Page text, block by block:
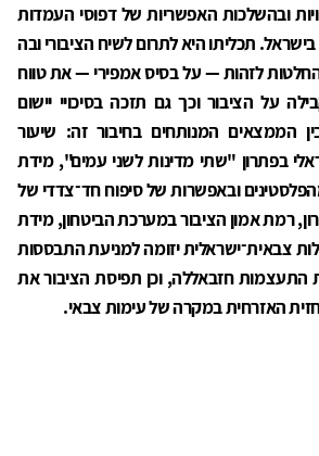
ובהשלכות האפשריות של דפוסי העמדות
תכליתו היא לתרום לשיח הציבורי ובה
לזהות — על בסיס אמפירי — את טווח
על הציבור וכך גם תזכה בסיכויי יישום
הממצאים המנותחים בחיבור זה: שיעור
בפתרון "שתי מדינות לשני עמים", מידת
ובאפשרות של סיפוח חד־צדדי של
רמת אמון הציבור במערכת הביטחון, מידת
צבאית־ישראלית יזומה למניעת התבססות
התעצמות חזבאללה, וכן תפיסת הציבור את
האזרחית במקרה של עימות צבאי.